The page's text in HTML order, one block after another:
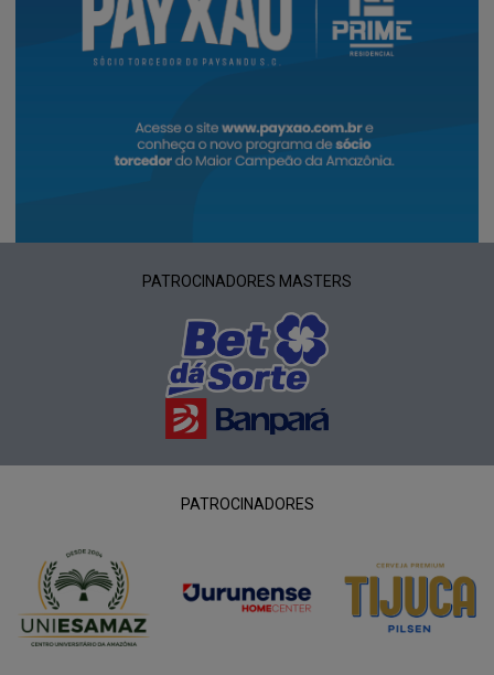
PATROCINADORES MASTERS
PATROCINADORES